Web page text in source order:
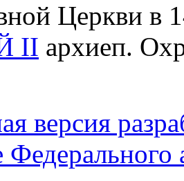
Церкви в
II архиеп.
версия